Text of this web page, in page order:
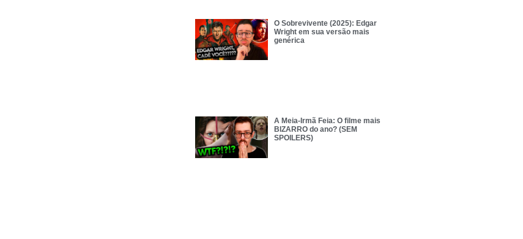
O Sobrevivente (2025): Edgar
Wright em sua versão mais
genérica
A Meia-Irmã Feia: O filme mais
BIZARRO do ano? (SEM
SPOILERS)